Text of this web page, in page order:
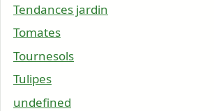
Tendances jardin
Tomates
Tournesols
Tulipes
undefined